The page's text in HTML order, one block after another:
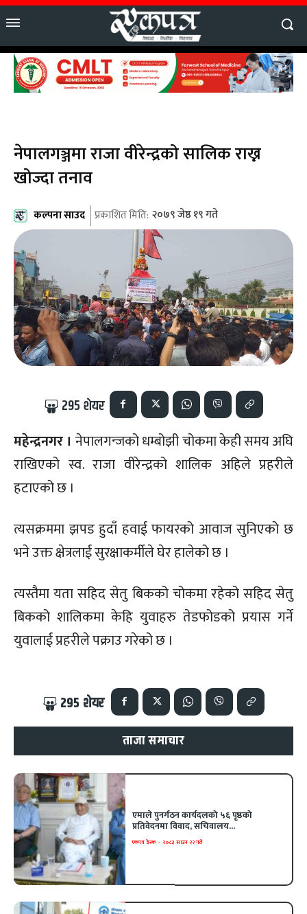
नेपालगञ्जमा राजा वीरेन्द्रको सालिक राख्न
खोज्दा तनाव
कल्पना साउद प्रकाशित मिति: २०७९ जेष्ठ १९ गते
295शेयर
महेन्द्रनगर ।नेपालगन्जको धम्बोझी चोकमा केही समय अघि
राखिएको स्व. राजा वीरेन्द्रको शालिक अहिले प्रहरीले
हटाएको छ ।
त्यसक्रममा झपड हुदाँ हवाई फायरको आवाज सुनिएको छ
भने उक्त क्षेत्रलाई सुरक्षाकर्मीले घेर हालेको छ ।
त्यस्तैमा यता सहिद सेतु बिकको चोकमा रहेको सहिद सेतु
बिकको शालिकमा केहि युवाहरु तेडफोडको प्रयास गर्ने
युवालाई प्रहरीले पक्राउ गरेको छ ।
295 शेयर
ताजा समाचार
एमाले पुनर्गठन कार्यदलको ५६ पृष्ठको
प्रतिवेदनमा विवाद, सचिवालय...
एकपत्र डेस्क - २०८३ साउन २२ गते